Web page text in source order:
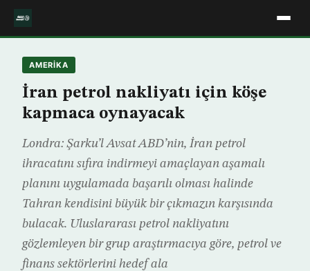
AMERIKA
İran petrol nakliyatı için köşe
kapmaca oynayacak
Londra: Şarku’l Avsat ABD’nin, İran petrol
ihracatını sıfıra indirmeyi amaçlayan aşamalı
planını uygulamada başarılı olması halinde
Tahran kendisini büyük bir çıkmazın karşısında
bulacak. Uluslararası petrol nakliyatını
gözlemleyen bir grup araştırmacıya göre, petrol ve
finans sektörlerini hedef ala